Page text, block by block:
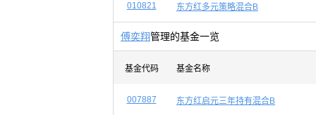
010821 东方红多元策略混合B
傅奕翔管理的基金一览
基金代码 基金名称
007887 东方红启元三年持有混合B